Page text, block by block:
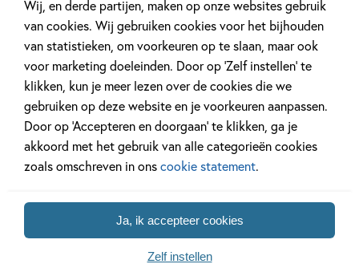
Wij, en derde partijen, maken op onze websites gebruik
van cookies. Wij gebruiken cookies voor het bijhouden
van statistieken, om voorkeuren op te slaan, maar ook
voor marketing doeleinden. Door op ‘Zelf instellen’ te
klikken, kun je meer lezen over de cookies die we
gebruiken op deze website en je voorkeuren aanpassen.
Door op ‘Accepteren en doorgaan’ te klikken, ga je
akkoord met het gebruik van alle categorieën cookies
zoals omschreven in onscookie statement.
Ja, ik accepteer cookies
Zelf instellen
Miljonairskind
7 delen
Mirabelle
7 delen